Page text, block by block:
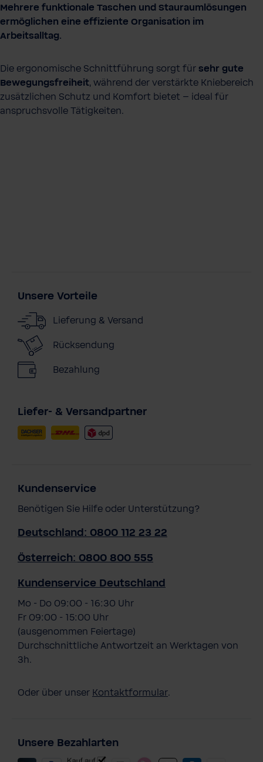
Mehrere funktionale Taschen und Stauraumlösungen
ermöglichen eine effiziente Organisation im
Arbeitsalltag.
Die ergonomische Schnittführung sorgt für sehr gute
Bewegungsfreiheit, während der verstärkte Kniebereich
zusätzlichen Schutz und Komfort bietet – ideal für
anspruchsvolle Tätigkeiten.
Unsere Vorteile
Lieferung & Versand
Rücksendung
Bezahlung
Liefer- & Versandpartner
Kundenservice
Benötigen Sie Hilfe oder Unterstützung?
Deutschland: 0800 112 23 22
Österreich: 0800 800 555
Kundenservice Deutschland
Mo - Do 09:00 - 16:30 Uhr
Fr 09:00 - 15:00 Uhr
(ausgenommen Feiertage)
Durchschnittliche Antwortzeit an Werktagen von
3h.
Oder über unser Kontaktformular.
Unsere Bezahlarten